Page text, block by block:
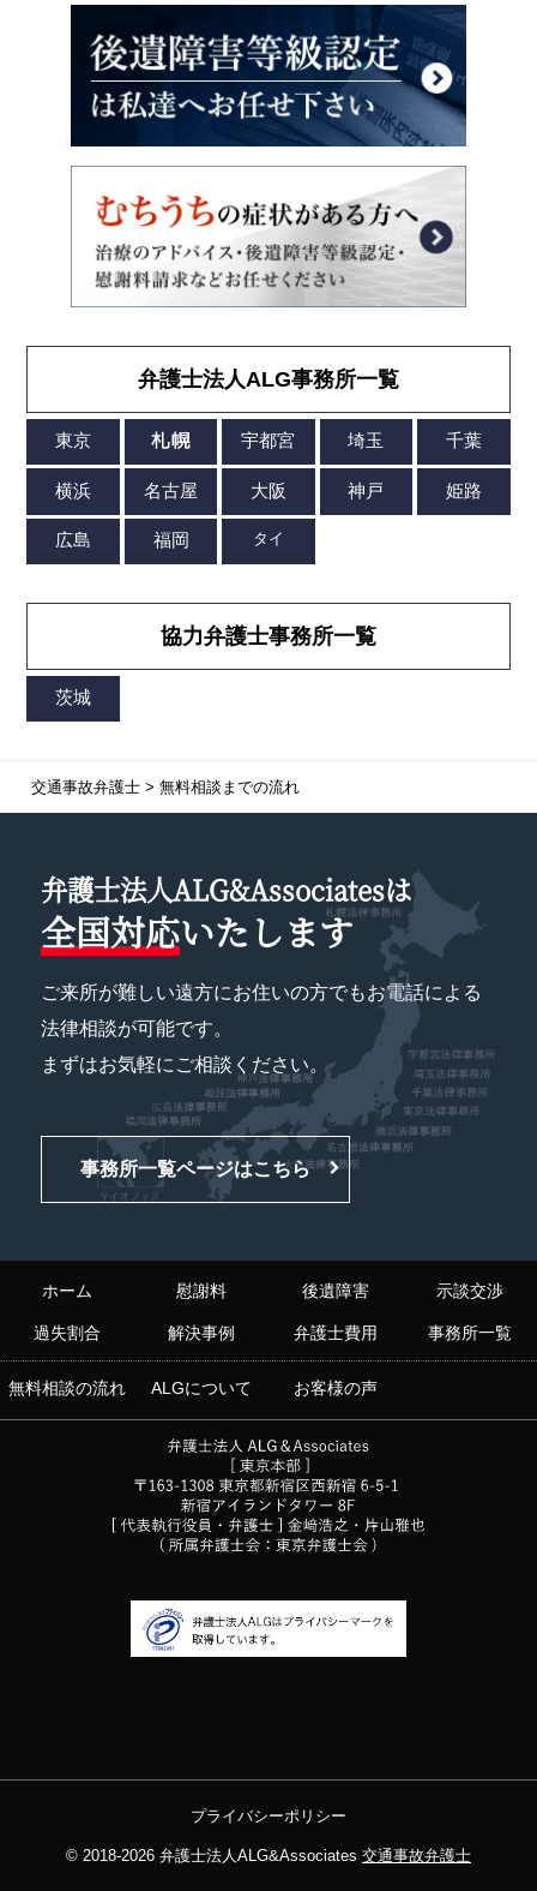
弁護士法人ALG事務所一覧
協力弁護士事務所一覧
交通事故弁護士> 無料相談までの流れ
弁護士法人ALG&Associatesは
全国対応いたします
ご来所が難しい遠方にお住いの方でもお電話による
法律相談が可能です。
まずはお気軽にご相談ください。
事務所一覧ページはこちら
ホーム 慰謝料 後遺障害 示談交渉
過失割合 解決事例 弁護士費用 事務所一覧
無料相談の流れ ALGについて お客様の声
プライバシーポリシー
© 2018-2026 弁護士法人ALG&Associates 交通事故弁護士